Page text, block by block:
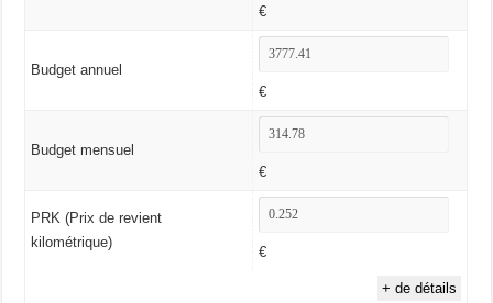
€
Budget annuel
€
Budget mensuel
€
PRK (Prix de revient
kilométrique)
€
+ de détails